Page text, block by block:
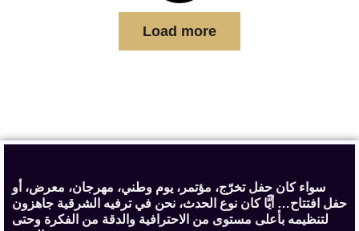
Load more
سواء كان حفل تخرّج، مؤتمر، يوم وطني، مهرجان، معرض، أو
حفل افتتاح… أيًّا كان نوع الحدث، نحن في ترفيه الشرقية جاهزون
لتنظيمه بأعلى مستوى من الاحترافية والدقة من الفكرة وحتى